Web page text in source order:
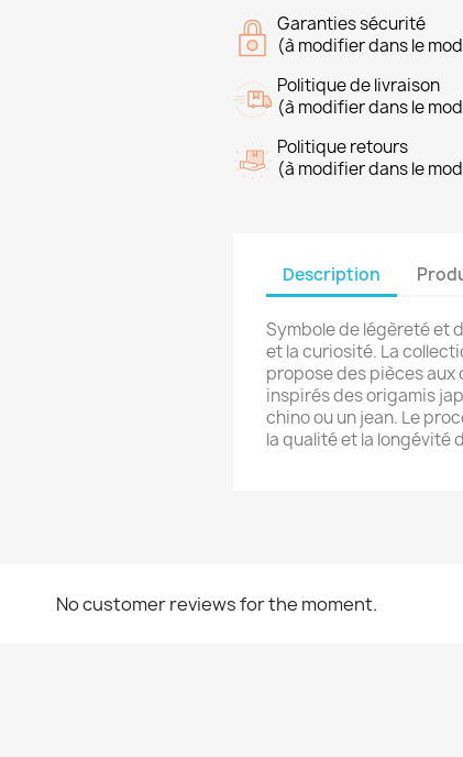
Garanties sécurité
(à modifier dans le
Politique de livraison
(à modifier dans le
Politique retours
(à modifier dans le
Description
Symbole de légèreté et
et la curiosité. La
propose des pièces aux
inspirés des origamis
chino ou un jean. Le
la qualité et la longévité
No customer reviews for the moment.